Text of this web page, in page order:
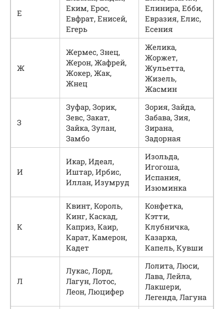
Е
Еким, Ерос,
Евфрат, Енисей,
Егерь
Елинира, Ебби,
Евразия, Елис,
Есения
Ж
Жермес, Знец,
Жерон, Жафрей,
Жокер, Жак,
Жнец
Желика,
Жоржет,
Жульетта,
Жизель,
Жасмин
З
Зуфар, Зорик,
Зевс, Закат,
Зайка, Зулан,
Замбо
Зория, Зайда,
Забава, Зия,
Зирана,
Задорная
И
Икар, Идеал,
Иштар, Ирбис,
Иллан, Изумруд
Изольда,
Игогоша,
Испания,
Изюминка
К
Квинт, Король,
Кинг, Каскад,
Каприз, Каир,
Карат, Камерон,
Кадет
Конфетка,
Кэтти,
Клубничка,
Казарка,
Капель, Кувши
Л
Лукас, Лорд,
Лагун, Лотос,
Леон, Люцифер
Лолита, Люси,
Лава, Лейла,
Лакшери,
Легенда, Лагуна